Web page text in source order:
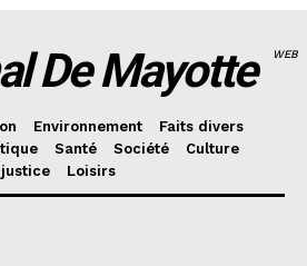
De Mayotte WEB
Environnement
Faits divers
Santé Société
Culture
justice
Loisirs